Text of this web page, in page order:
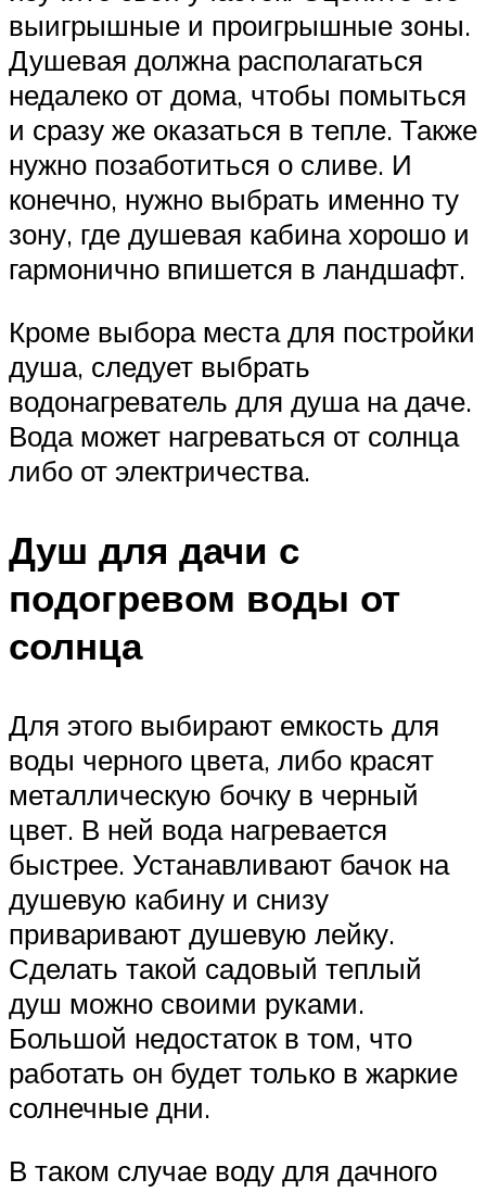
выигрышные и проигрышные зоны.
Душевая должна располагаться
недалеко от дома, чтобы помыться
и сразу же оказаться в тепле. Также
нужно позаботиться о сливе. И
конечно, нужно выбрать именно ту
зону, где душевая кабина хорошо и
гармонично впишется в ландшафт.
Кроме выбора места для постройки
душа, следует выбрать
водонагреватель для душа на даче.
Вода может нагреваться от солнца
либо от электричества.
Душ для дачи с
подогревом воды от
солнца
Для этого выбирают емкость для
воды черного цвета, либо красят
металлическую бочку в черный
цвет. В ней вода нагревается
быстрее. Устанавливают бачок на
душевую кабину и снизу
приваривают душевую лейку.
Сделать такой садовый теплый
душ можно своими руками.
Большой недостаток в том, что
работать он будет только в жаркие
солнечные дни.
В таком случае воду для дачного